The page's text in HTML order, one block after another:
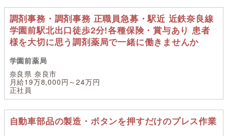
調剤事務・調剤事務 正職員急募・駅近 近鉄奈良線
学園前駅北出口徒歩2分!各種保険・賞与あり 患者
様を大切に思う調剤薬局で一緒に働きませんか
学園前薬局
奈良県 奈良市
月給19万8,000円～24万円
正社員
自動車部品の製造・ボタンを押すだけのプレス作業